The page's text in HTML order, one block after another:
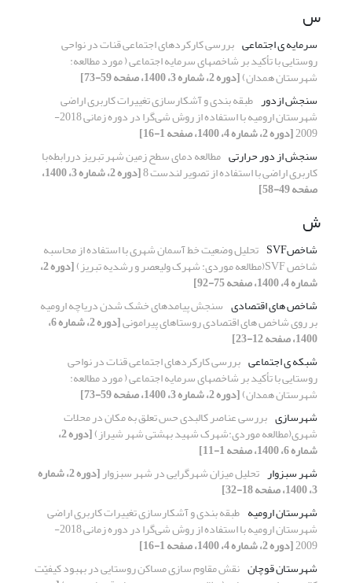
س
سرمایه ‏ی اجتماعی بررسی کارکردهای اجتماعی قنات در نواحی
روستایی با تأکید بر شاخصهای سرمایه اجتماعی ( مورد مطالعه:
شهرستان همدان)[دوره 2، شماره 3، 1400، صفحه 59-73]
سنجش ازدور طبقه بندی و آشکارسازی تغییرات کاربری اراضی
شهرستان ارومیه با استفاده از روش شی‌گرا در دوره زمانی 2018-
2009[دوره 2، شماره 4، 1400، صفحه 1-16]
سنجش از دور حرارتی مطالعه دمای سطح زمین شهر تبریز دررابطه‌با
کاربری اراضی با استفاده از تصویر لندست 8 [دوره 2، شماره 3، 1400،
صفحه 49-58]
ش
شاخصSVF تحلیل وضعیت خط آسمان شهری با استفاده از محاسبه
شاخص SVF(مطالعه موردی: شهرک ولیعصر و رشدیه تبریز) [دوره 2،
شماره 4، 1400، صفحه 75-92]
شاخص های اقتصادی سنجش پیامدهای خشک شدن دریاچه ارومیه
بر روی شاخص های اقتصادی روستاهای پیرامونی [دوره 2، شماره 6،
1400، صفحه 12-23]
شبکه‏ ی اجتماعی بررسی کارکردهای اجتماعی قنات در نواحی
روستایی با تأکید بر شاخصهای سرمایه اجتماعی ( مورد مطالعه:
شهرستان همدان)[دوره 2، شماره 3، 1400، صفحه 59-73]
شهرسازی بررسی عناصر کالبدی حس تعلق به مکان در محلات
شهری(مطالعه موردی:شهرک شهید بهشتی شهر شیراز) [دوره 2،
شماره 6، 1400، صفحه 1-11]
شهر سبزوار تحلیل میزان شهرگرایی در شهر سبزوار [دوره 2، شماره
3، 1400، صفحه 18-32]
شهرستان ارومیه طبقه بندی و آشکارسازی تغییرات کاربری اراضی
شهرستان ارومیه با استفاده از روش شی‌گرا در دوره زمانی 2018-
2009[دوره 2، شماره 4، 1400، صفحه 1-16]
شهرستان قوچان نقش مقاوم سازی مساکن روستایی در بهبود کیفیّت